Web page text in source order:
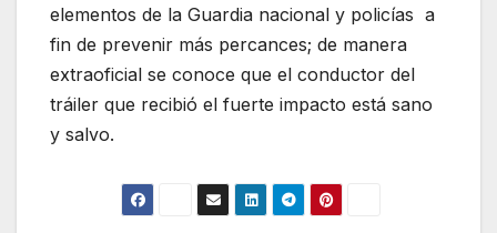
elementos de la Guardia nacional y policías a
fin de prevenir más percances; de manera
extraoficial se conoce que el conductor del
tráiler que recibió el fuerte impacto está sano
y salvo.